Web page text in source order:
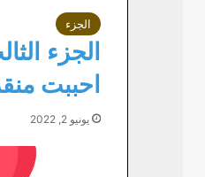
الجزء
الجزء
احببت
يونيو 2, 2022